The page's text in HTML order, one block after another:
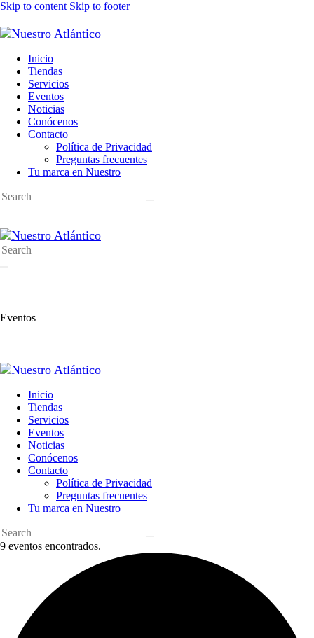
Skip to content Skip to footer
Inicio
Tiendas
Servicios
Eventos
Noticias
Conócenos
Contacto
Política de Privacidad
Preguntas frecuentes
Tu marca en Nuestro
Eventos
Inicio
Tiendas
Servicios
Eventos
Noticias
Conócenos
Contacto
Política de Privacidad
Preguntas frecuentes
Tu marca en Nuestro
9 eventos encontrados.